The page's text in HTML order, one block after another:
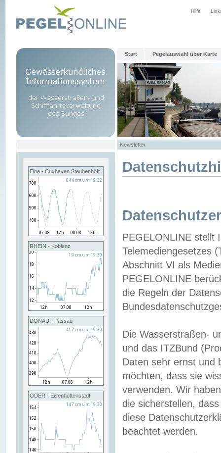
Hilfe
Start Pegelauswahl über Karte
Newsletter
Elbe - Cuxhaven Steubenhöft
RHEIN - Koblenz
DONAU - Passau
ODER - Eisenhüttenstadt
PEGELONLINE stellt
Telemediengesetzes
Abschnitt VI als
PEGELONLINE
die Regeln der
Die Wasserstraßen-
und das ITZBund
Daten sehr ernst und
möchten, dass sie
verwenden. Wir
die sicherstellen,
diese
beachtet werden.